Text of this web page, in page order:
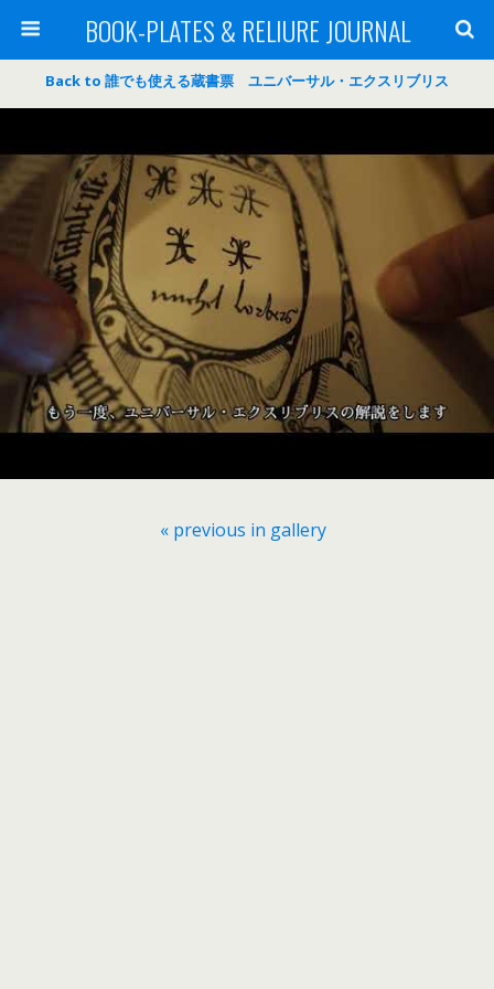
BOOK-PLATES & RELIURE JOURNAL
Back to 誰でも使える蔵書票 ユニバーサル・エクスリブリス
« previous in gallery